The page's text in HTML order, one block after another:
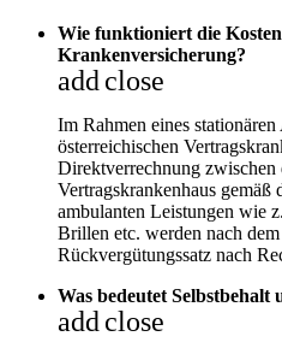
Wie funktioniert die
Krankenversicherung?
addclose
Im Rahmen eines
österreichischen
Direktverrechnung
Vertragskrankenhaus
ambulanten Leistungen wie
Brillen etc. werden nach
Rückvergütungssatz nach
Was bedeutet Selbstbehalt
addclose